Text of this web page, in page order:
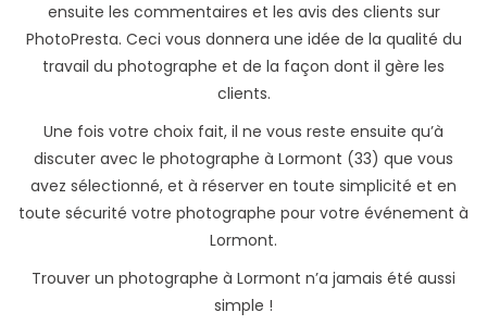
ensuite les commentaires et les avis des clients sur
PhotoPresta. Ceci vous donnera une idée de la qualité du
travail du photographe et de la façon dont il gère les
clients.
Une fois votre choix fait, il ne vous reste ensuite qu’à
discuter avec le photographe à Lormont (33) que vous
avez sélectionné, et à réserver en toute simplicité et en
toute sécurité votre photographe pour votre événement à
Lormont.
Trouver un photographe à Lormont n’a jamais été aussi
simple !